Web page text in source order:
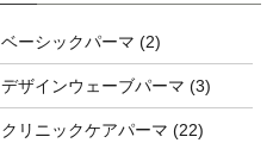
ベーシックパーマ (2)
デザインウェーブパーマ (3)
クリニックケアパーマ (22)